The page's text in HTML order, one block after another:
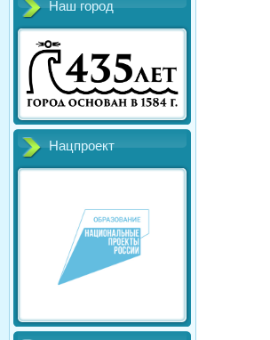
Наш город
Нацпроект